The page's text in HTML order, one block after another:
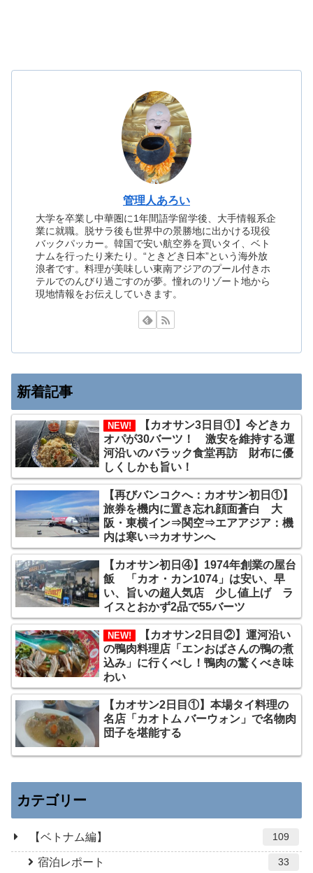
管理人あろい
大学を卒業し中華圏に1年間語学留学後、大手情報系企
業に就職。脱サラ後も世界中の景勝地に出かける現役
バックパッカー。韓国で安い航空券を買いタイ、ベト
ナムを行ったり来たり。“ときどき日本”という海外放
浪者です。料理が美味しい東南アジアのプール付きホ
テルでのんびり過ごすのが夢。憧れのリゾート地から
現地情報をお伝えしていきます。
新着記事
NEW!
【カオサン3日目①】今どきカ
オパが30バーツ！ 激安を維持する運
河沿いのバラック食堂再訪 財布に優
しくしかも旨い！
【再びバンコクへ：カオサン初日①】
旅券を機内に置き忘れ顔面蒼白 大
阪・東横イン⇒関空⇒エアアジア：機
内は寒い⇒カオサンへ
【カオサン初日④】1974年創業の屋台
飯 「カオ・カン1074」は安い、早
い、旨いの超人気店 少し値上げ ラ
イスとおかず2品で55バーツ
NEW!
【カオサン2日目②】運河沿い
の鴨肉料理店「エンおばさんの鴨の煮
込み」に行くべし！鴨肉の驚くべき味
わい
【カオサン2日目①】本場タイ料理の
名店「カオトム バーウォン」で名物肉
団子を堪能する
カテゴリー
【ベトナム編】 109
宿泊レポート 33